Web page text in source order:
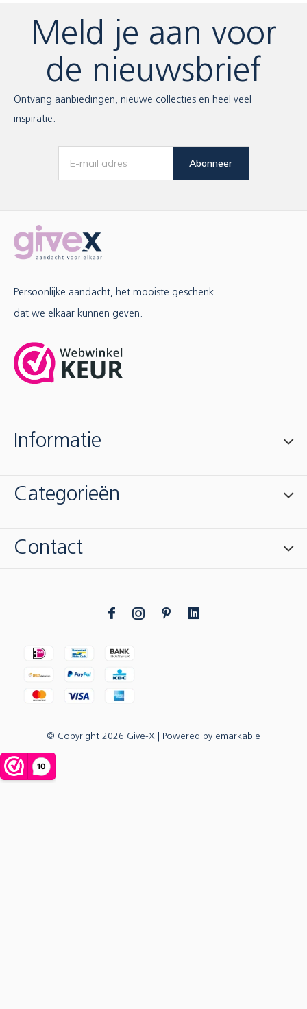
Meld je aan voor
de nieuwsbrief
Ontvang aanbiedingen, nieuwe collecties en heel veel
inspiratie.
Abonneer
Persoonlijke aandacht, het mooiste geschenk
dat we elkaar kunnen geven.
Informatie
Categorieën
Contact
© Copyright 2026 Give-X | Powered by emarkable